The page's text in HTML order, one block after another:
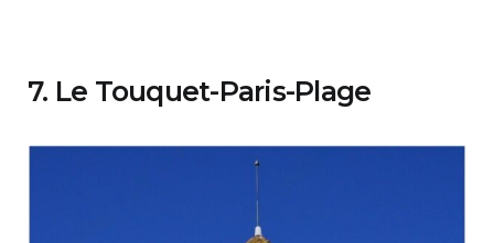
7. Le Touquet-Paris-Plage